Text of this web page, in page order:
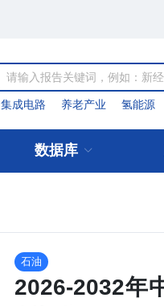
集成电路 养老产业 氢能源
数据库
石油
2026-2032年